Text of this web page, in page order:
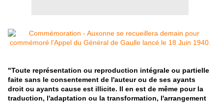
"Toute représentation ou reproduction intégrale ou partielle
faite sans le consentement de l'auteur ou de ses ayants
droit ou ayants cause est illicite. Il en est de même pour la
traduction, l'adaptation ou la transformation, l'arrangement